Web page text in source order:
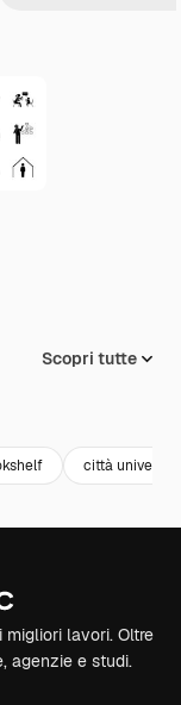
Scopri tutte
città
lavori. Oltre
agenzie e studi.